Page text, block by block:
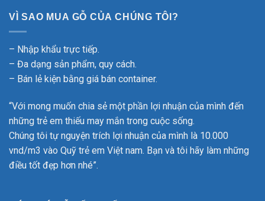
VÌ SAO MUA GỖ CỦA CHÚNG TÔI?
– Nhập khẩu trực tiếp.
– Đa dạng sản phẩm, quy cách.
– Bán lẻ kiện bằng giá bán container.
“Với mong muốn chia sẻ một phần lợi nhuận của mình đến
những trẻ em thiếu may mắn trong cuộc sống.
Chúng tôi tự nguyện trích lợi nhuận của mình là 10.000
vnd/m3 vào Quỹ trẻ em Việt nam. Bạn và tôi hãy làm những
điều tốt đẹp hơn nhé”.